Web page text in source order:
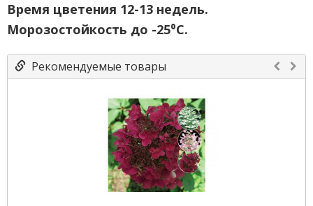
Время цветения 12-13 недель.
Морозостойкость до -25⁰С.
Рекомендуемые товары